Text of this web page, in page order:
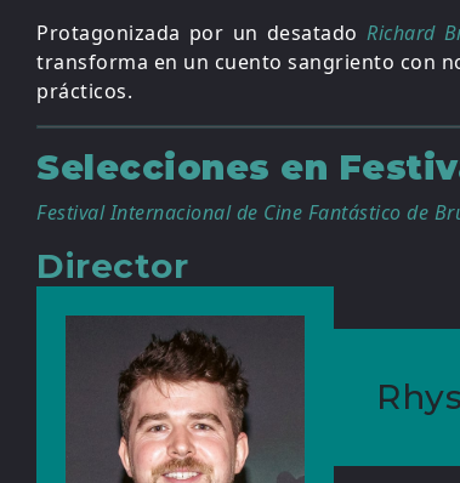
Protagonizada por un desatadoRichard
transforma en un cuento sangriento con
prácticos.
Selecciones en
Festival Internacional de Cine Fantástico de
Director